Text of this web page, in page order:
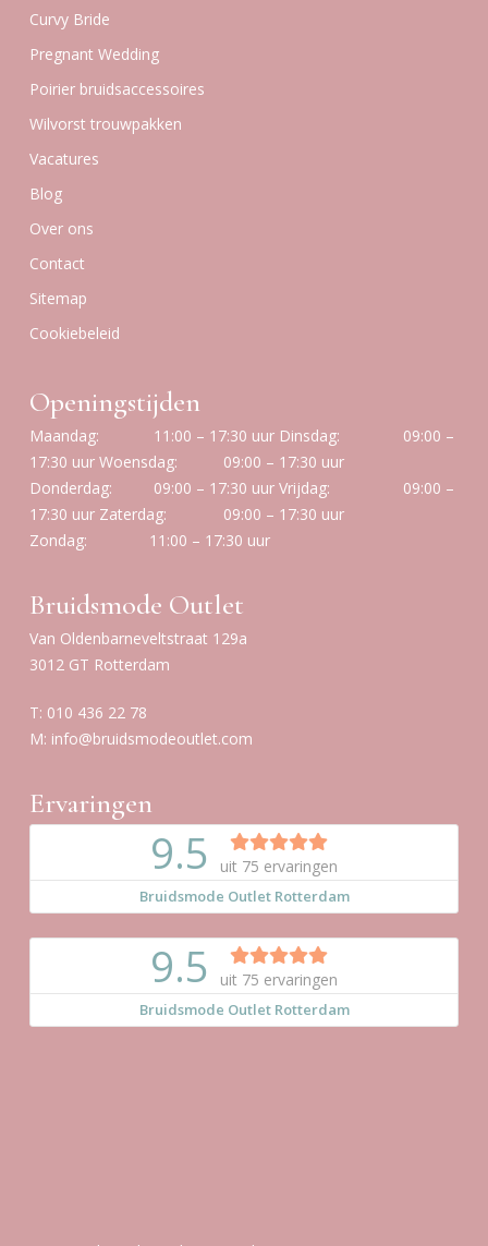
Curvy Bride
Pregnant Wedding
Poirier bruidsaccessoires
Wilvorst trouwpakken
Vacatures
Blog
Over ons
Contact
Sitemap
Cookiebeleid
Openingstijden
Maandag: 11:00 – 17:30 uur Dinsdag:
09:00 –
17:30 uur Woensdag:
09:00 – 17:30 uur
Donderdag:
09:00 – 17:30 uur Vrijdag:
09:00 –
17:30 uur Zaterdag:
09:00 – 17:30 uur
Zondag:
11:00 – 17:30 uur
Bruidsmode Outlet
Van Oldenbarneveltstraat 129a
3012 GT Rotterdam
T: 010 436 22 78
M: info@bruidsmodeoutlet.com
Ervaringen